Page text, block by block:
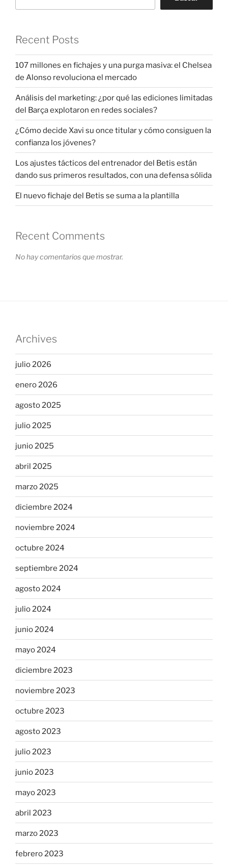
Recent Posts
107 millones en fichajes y una purga masiva: el Chelsea
de Alonso revoluciona el mercado
Análisis del marketing: ¿por qué las ediciones limitadas
del Barça explotaron en redes sociales?
¿Cómo decide Xavi su once titular y cómo consiguen la
confianza los jóvenes?
Los ajustes tácticos del entrenador del Betis están
dando sus primeros resultados, con una defensa sólida
El nuevo fichaje del Betis se suma a la plantilla
Recent Comments
No hay comentarios que mostrar.
Archives
julio 2026
enero 2026
agosto 2025
julio 2025
junio 2025
abril 2025
marzo 2025
diciembre 2024
noviembre 2024
octubre 2024
septiembre 2024
agosto 2024
julio 2024
junio 2024
mayo 2024
diciembre 2023
noviembre 2023
octubre 2023
agosto 2023
julio 2023
junio 2023
mayo 2023
abril 2023
marzo 2023
febrero 2023